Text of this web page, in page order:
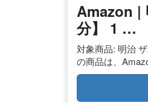
Amazon |
分】 1 …
対象商品: 明治
の商品は、